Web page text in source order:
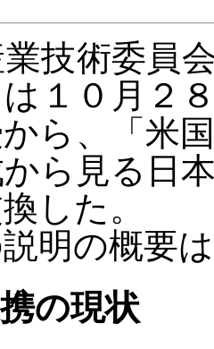
技術委員
１０月２
ら、「米
ら見る日
した。
説明の概要
の現状